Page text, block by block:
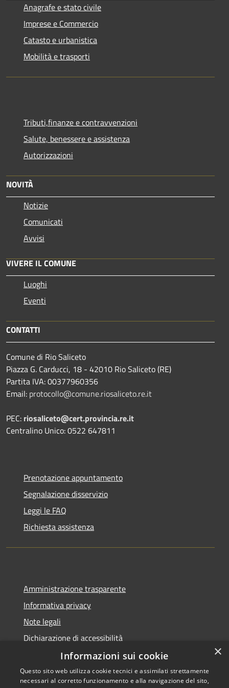
Anagrafe e stato civile
Imprese e Commercio
Catasto e urbanistica
Mobilità e trasporti
Tributi,finanze e contravvenzioni
Salute, benessere e assistenza
Autorizzazioni
NOVITÀ
Notizie
Comunicati
Avvisi
VIVERE IL COMUNE
Luoghi
Eventi
CONTATTI
Comune di Rio Saliceto
Piazza G. Carducci, 18 - 42010 Rio Saliceto (RE)
Partita IVA: 00377960356
Email: protocollo@comune.riosaliceto.re.it
PEC: riosaliceto@cert.provincia.re.it
Centralino Unico: 0522 647811
Prenotazione appuntamento
Segnalazione disservizio
Leggi le FAQ
Richiesta assistenza
Amministrazione trasparente
Informativa privacy
Note legali
Dichiarazione di accessibilità
×
Informazioni sui cookie
Questo sito web utilizza cookie tecnici e assimilati strettamente
necessari al corretto funzionamento e alla navigazione del sito,